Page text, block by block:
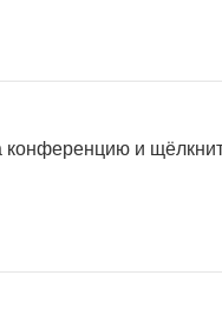
конференцию и